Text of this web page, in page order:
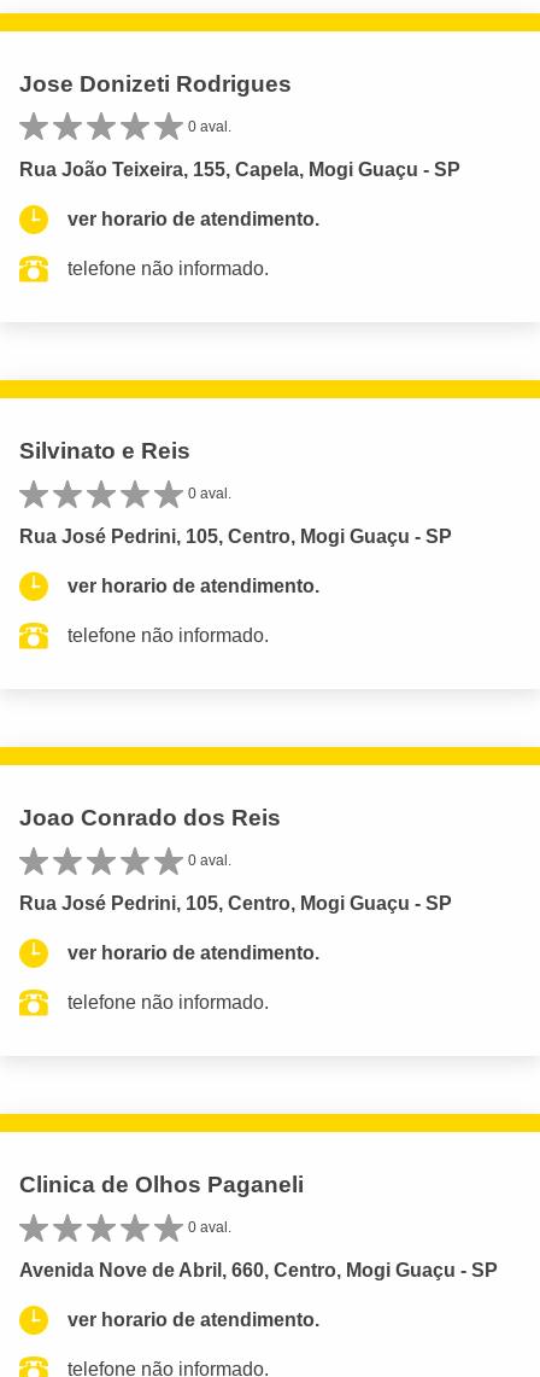
Jose Donizeti Rodrigues
0 aval.
Rua João Teixeira, 155, Capela, Mogi Guaçu - SP
ver horario de atendimento.
telefone não informado.
Silvinato e Reis
0 aval.
Rua José Pedrini, 105, Centro, Mogi Guaçu - SP
ver horario de atendimento.
telefone não informado.
Joao Conrado dos Reis
0 aval.
Rua José Pedrini, 105, Centro, Mogi Guaçu - SP
ver horario de atendimento.
telefone não informado.
Clinica de Olhos Paganeli
0 aval.
Avenida Nove de Abril, 660, Centro, Mogi Guaçu - SP
ver horario de atendimento.
telefone não informado.